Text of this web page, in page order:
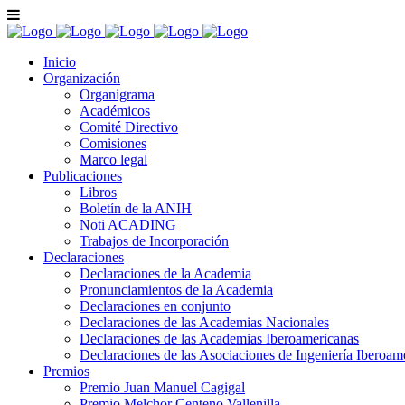
Inicio
Organización
Organigrama
Académicos
Comité Directivo
Comisiones
Marco legal
Publicaciones
Libros
Boletín de la ANIH
Noti ACADING
Trabajos de Incorporación
Declaraciones
Declaraciones de la Academia
Pronunciamientos de la Academia
Declaraciones en conjunto
Declaraciones de las Academias Nacionales
Declaraciones de las Academias Iberoamericanas
Declaraciones de las Asociaciones de Ingeniería
Premios
Premio Juan Manuel Cagigal